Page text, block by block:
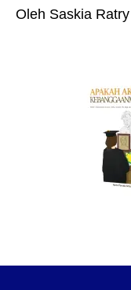
Oleh Saskia